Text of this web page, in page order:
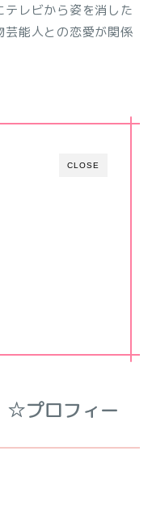
テレビから姿を消した
能人との恋愛が関係
CLOSE
☆プロフィー